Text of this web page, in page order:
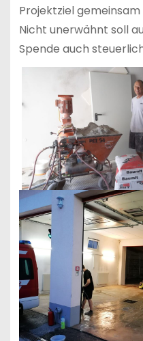
Projektziel
Nicht unerwähnt soll
Spende auch